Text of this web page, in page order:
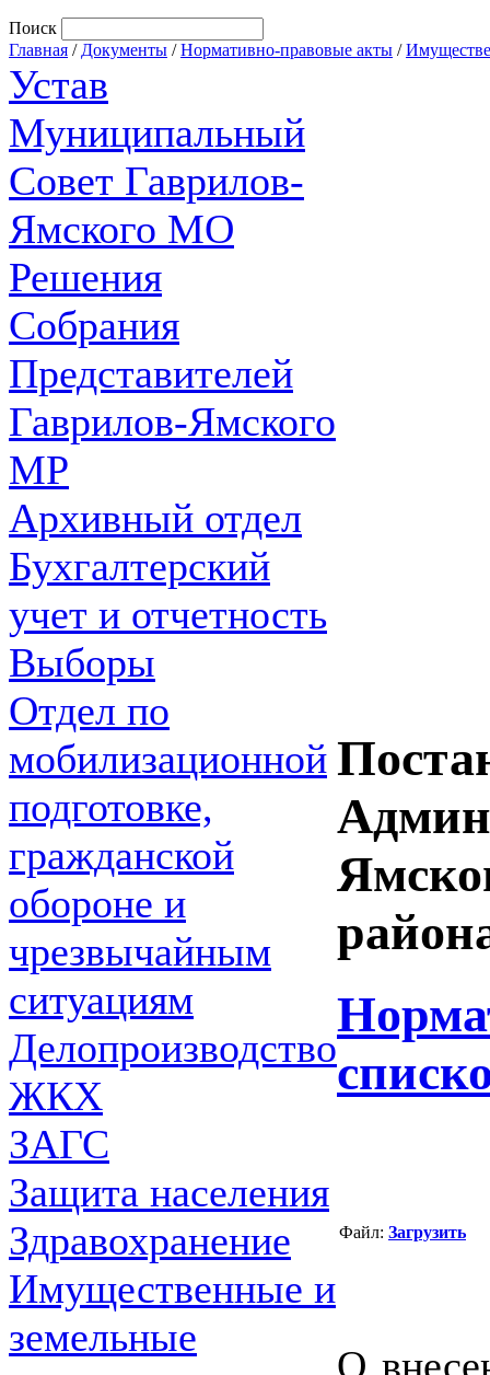
Поиск
Главная / Документы /Нормативно-правовые акты /
Устав
Муниципальный
Совет Гаврилов-
Ямского МО
Решения
Собрания
Представителей
Гаврилов-Ямского
МР
Архивный отдел
Бухгалтерский
учет и отчетность
Выборы
Отдел по
мобилизационной
подготовке,
гражданской
обороне и
чрезвычайным
ситуациям
Делопроизводство
ЖКХ
ЗАГС
Защита населения
Здравохранение
Имущественные и
земельные
Файл: Загрузить
О